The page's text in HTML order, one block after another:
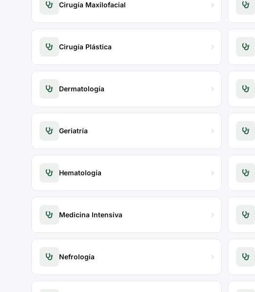
Cirugía Maxilofacial
Cirugía Plástica
Dermatología
Geriatría
Hematología
Medicina Intensiva
Nefrología